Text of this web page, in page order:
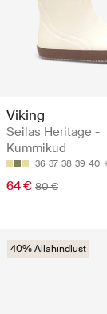
Viking
Seilas Heritage -
Kummikud
36 37 38 39 40
64 € 80 €
40% Allahindlust